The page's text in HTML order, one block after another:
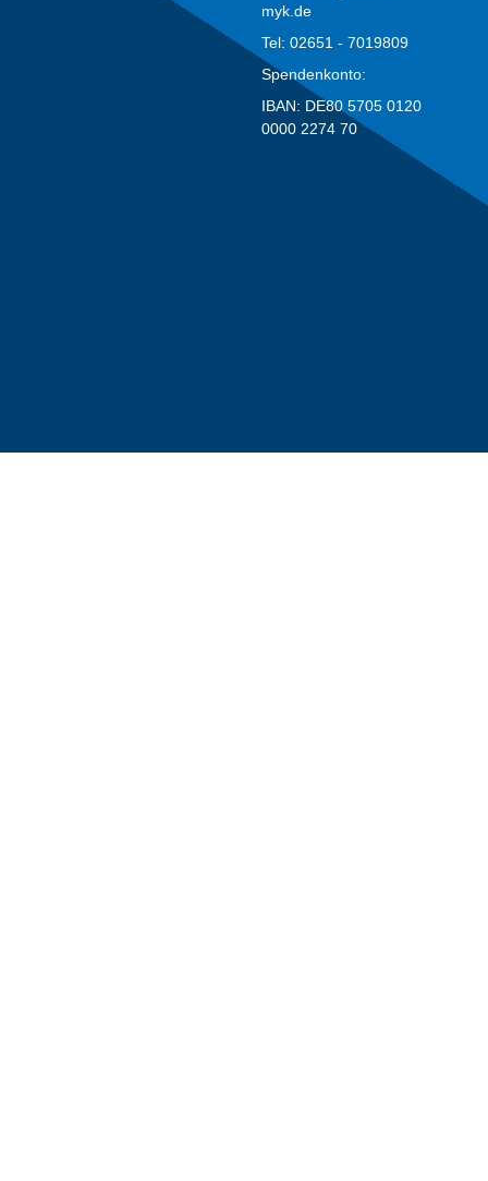
myk.de
Tel: 02651 - 7019809
Spendenkonto:
IBAN: DE80 5705 0120
0000 2274 70